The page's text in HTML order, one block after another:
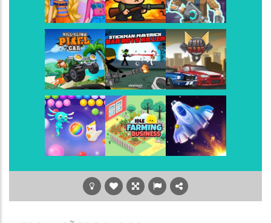
Play Play Play
Play Play Play
Play Play Play